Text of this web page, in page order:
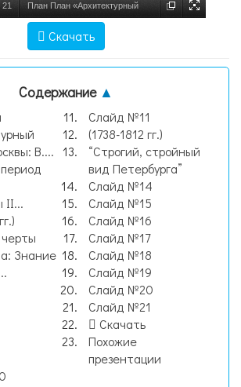
21 План План «Архитектурный
Казаков «Строгий, стройный вид
Скачать
Содержание ▲
В....
II...
Знание
Слайд №11
(1738-1812 гг.)
“Строгий, стройный
вид Петербурга”
Слайд №14
Слайд №15
Слайд №16
Слайд №17
Слайд №18
Слайд №19
Слайд №20
Слайд №21
Скачать
Похожие
презентации